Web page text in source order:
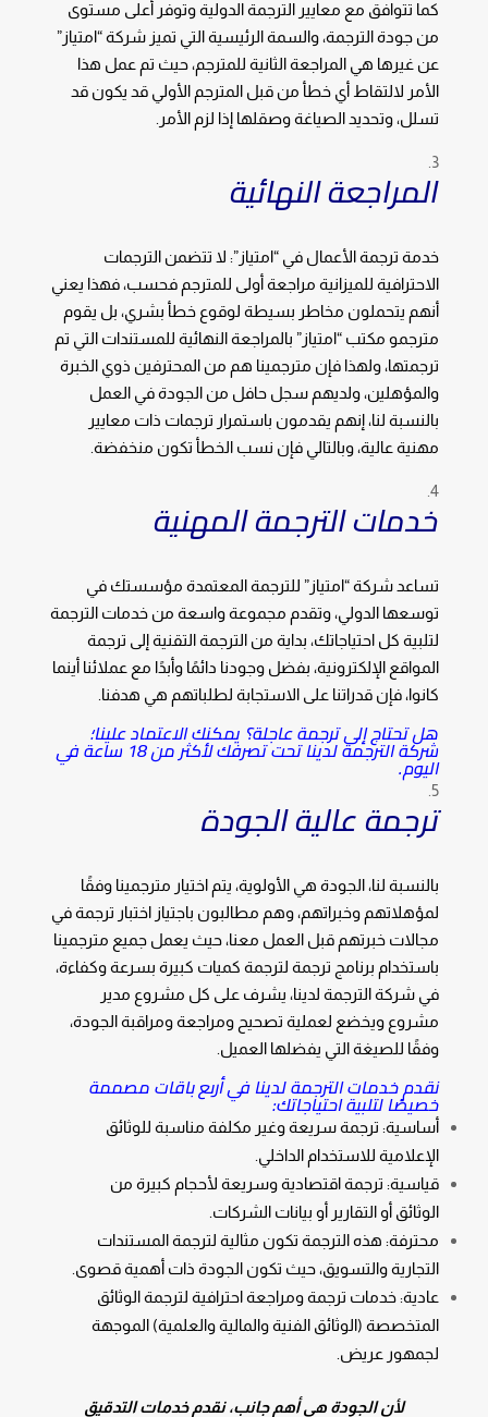
كما تتوافق مع معايير الترجمة الدولية وتوفر أعلى مستوى
من جودة الترجمة، والسمة الرئيسية التي تميز شركة “امتياز”
عن غيرها هي المراجعة الثانية للمترجم، حيث تم عمل هذا
الأمر لالتقاط أي خطأ من قبل المترجم الأولي قد يكون قد
تسلل، وتحديد الصياغة وصقلها إذا لزم الأمر.
المراجعة النهائية
خدمة ترجمة الأعمال في “امتياز”: لا تتضمن الترجمات
الاحترافية للميزانية مراجعة أولى للمترجم فحسب، فهذا يعني
أنهم يتحملون مخاطر بسيطة لوقوع خطأ بشري، بل يقوم
مترجمو مكتب “امتياز” بالمراجعة النهائية للمستندات التي تم
ترجمتها، ولهذا فإن مترجمينا هم من المحترفين ذوي الخبرة
والمؤهلين، ولديهم سجل حافل من الجودة في العمل
بالنسبة لنا، إنهم يقدمون باستمرار ترجمات ذات معايير
مهنية عالية، وبالتالي فإن نسب الخطأ تكون منخفضة.
خدمات الترجمة المهنية
تساعد شركة “امتياز” للترجمة المعتمدة مؤسستك في
توسعها الدولي، وتقدم مجموعة واسعة من خدمات الترجمة
لتلبية كل احتياجاتك، بداية من الترجمة التقنية إلى ترجمة
المواقع الإلكترونية، بفضل وجودنا دائمًا وأبدًا مع عملائنا أينما
كانوا، فإن قدراتنا على الاستجابة لطلباتهم هي هدفنا.
هل تحتاج إلى ترجمة عاجلة؟ يمكنك الاعتماد علينا؛
شركة الترجمة لدينا تحت تصرفك لأكثر من 18 ساعة في
اليوم.
ترجمة عالية الجودة
بالنسبة لنا، الجودة هي الأولوية، يتم اختيار مترجمينا وفقًا
لمؤهلاتهم وخبراتهم، وهم مطالبون باجتياز اختبار ترجمة في
مجالات خبرتهم قبل العمل معنا، حيث يعمل جميع مترجمينا
باستخدام برنامج ترجمة لترجمة كميات كبيرة بسرعة وكفاءة،
في شركة الترجمة لدينا، يشرف على كل مشروع مدير
مشروع ويخضع لعملية تصحيح ومراجعة ومراقبة الجودة،
وفقًا للصيغة التي يفضلها العميل.
نقدم خدمات الترجمة لدينا في أربع باقات مصممة
خصيصًا لتلبية احتياجاتك:
أساسية: ترجمة سريعة وغير مكلفة مناسبة للوثائق
الإعلامية للاستخدام الداخلي.
قياسية: ترجمة اقتصادية وسريعة لأحجام كبيرة من
الوثائق أو التقارير أو بيانات الشركات.
محترفة: هذه الترجمة تكون مثالية لترجمة المستندات
التجارية والتسويق، حيث تكون الجودة ذات أهمية قصوى.
عادية: خدمات ترجمة ومراجعة احترافية لترجمة الوثائق
المتخصصة (الوثائق الفنية والمالية والعلمية) الموجهة
لجمهور عريض.
لأن الجودة هي أهم جانب، نقدم خدمات التدقيق